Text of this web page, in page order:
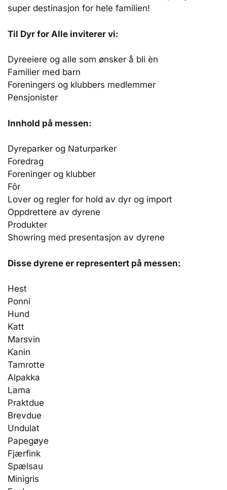
super destinasjon for hele familien!
Til Dyr for Alle inviterer vi:
Dyreeiere og alle som ønsker å bli èn
Familier med barn
Foreningers og klubbers medlemmer
Pensjonister
Innhold på messen:
Dyreparker og Naturparker
Foredrag
Foreninger og klubber
Fôr
Lover og regler for hold av dyr og import
Oppdrettere av dyrene
Produkter
Showring med presentasjon av dyrene
Disse dyrene er representert på messen:
Hest
Ponni
Hund
Katt
Marsvin
Kanin
Tamrotte
Alpakka
Lama
Praktdue
Brevdue
Undulat
Papegøye
Fjærfink
Spælsau
Minigris